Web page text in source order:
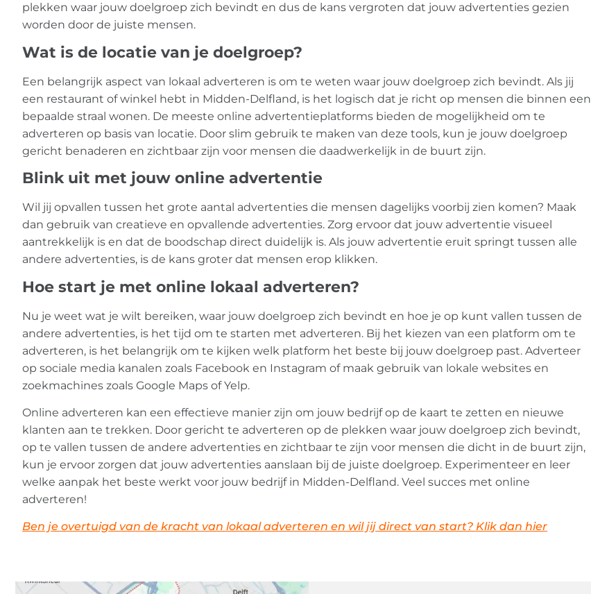
plekken waar jouw doelgroep zich bevindt en dus de kans vergroten dat jouw advertenties gezien
worden door de juiste mensen.
Wat is de locatie van je doelgroep?
Een belangrijk aspect van lokaal adverteren is om te weten waar jouw doelgroep zich bevindt. Als jij
een restaurant of winkel hebt in Midden-Delfland, is het logisch dat je richt op mensen die binnen een
bepaalde straal wonen. De meeste online advertentieplatforms bieden de mogelijkheid om te
adverteren op basis van locatie. Door slim gebruik te maken van deze tools, kun je jouw doelgroep
gericht benaderen en zichtbaar zijn voor mensen die daadwerkelijk in de buurt zijn.
Blink uit met jouw online advertentie
Wil jij opvallen tussen het grote aantal advertenties die mensen dagelijks voorbij zien komen? Maak
dan gebruik van creatieve en opvallende advertenties. Zorg ervoor dat jouw advertentie visueel
aantrekkelijk is en dat de boodschap direct duidelijk is. Als jouw advertentie eruit springt tussen alle
andere advertenties, is de kans groter dat mensen erop klikken.
Hoe start je met online lokaal adverteren?
Nu je weet wat je wilt bereiken, waar jouw doelgroep zich bevindt en hoe je op kunt vallen tussen de
andere advertenties, is het tijd om te starten met adverteren. Bij het kiezen van een platform om te
adverteren, is het belangrijk om te kijken welk platform het beste bij jouw doelgroep past. Adverteer
op sociale media kanalen zoals Facebook en Instagram of maak gebruik van lokale websites en
zoekmachines zoals Google Maps of Yelp.
Online adverteren kan een effectieve manier zijn om jouw bedrijf op de kaart te zetten en nieuwe
klanten aan te trekken. Door gericht te adverteren op de plekken waar jouw doelgroep zich bevindt,
op te vallen tussen de andere advertenties en zichtbaar te zijn voor mensen die dicht in de buurt zijn,
kun je ervoor zorgen dat jouw advertenties aanslaan bij de juiste doelgroep. Experimenteer en leer
welke aanpak het beste werkt voor jouw bedrijf in Midden-Delfland. Veel succes met online
adverteren!
Ben je overtuigd van de kracht van lokaal adverteren en wil jij direct van start? Klik dan hier